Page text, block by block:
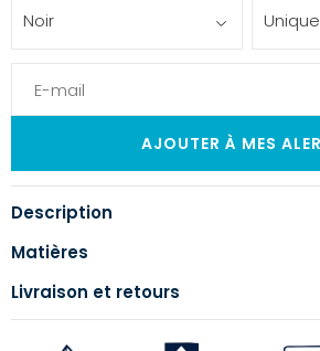
Noir Unique
Description
Matières
Livraison et retours